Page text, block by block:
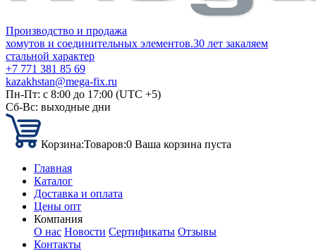
Производство и продажа
хомутов и соединительных элементов.30 лет закаляем
стальной характер
+7 771 381 85 69
kazakhstan@mega-fix.ru
Пн-Пт: с 8:00 до 17:00 (UTC +5)
Сб-Вс: выходные дни
Корзина:Товаров:0 Ваша корзина пуста
Главная
Каталог
Доставка и оплата
Цены опт
Компания
О нас Новости Сертификаты Отзывы
Контакты